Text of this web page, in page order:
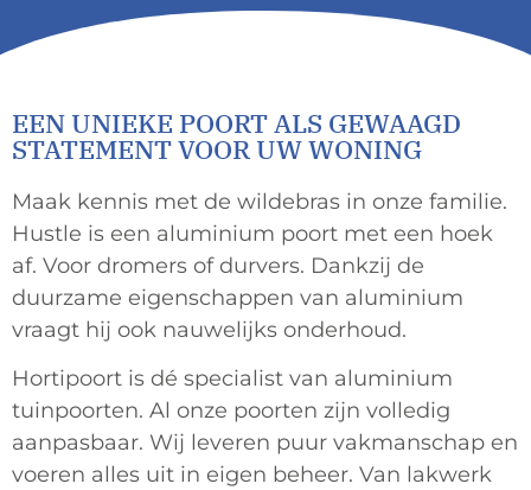
EEN UNIEKE POORT ALS GEWAAGD
STATEMENT VOOR UW WONING
Maak kennis met de wildebras in onze familie.
Hustle is een aluminium poort met een hoek
af. Voor dromers of durvers. Dankzij de
duurzame eigenschappen van aluminium
vraagt hij ook nauwelijks onderhoud.
Hortipoort is dé specialist van aluminium
tuinpoorten. Al onze poorten zijn volledig
aanpasbaar. Wij leveren puur vakmanschap en
voeren alles uit in eigen beheer. Van lakwerk